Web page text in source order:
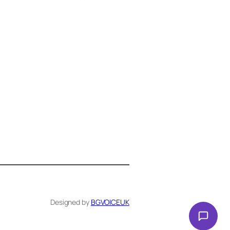
Designed by BGVOICEUK